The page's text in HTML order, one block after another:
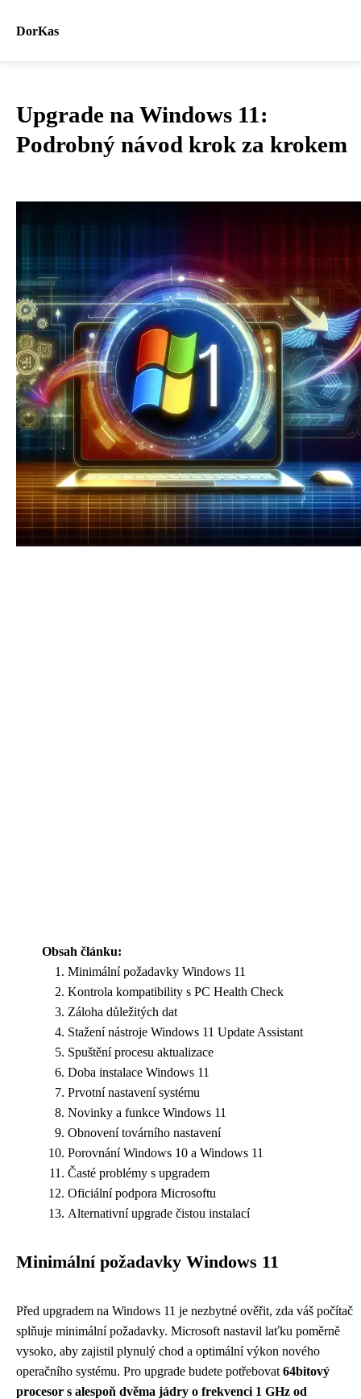
DorKas
Upgrade na Windows 11:
Podrobný návod krok za krokem
Obsah článku:
Minimální požadavky Windows 11
Kontrola kompatibility s PC Health Check
Záloha důležitých dat
Stažení nástroje Windows 11 Update Assistant
Spuštění procesu aktualizace
Doba instalace Windows 11
Prvotní nastavení systému
Novinky a funkce Windows 11
Obnovení továrního nastavení
Porovnání Windows 10 a Windows 11
Časté problémy s upgradem
Oficiální podpora Microsoftu
Alternativní upgrade čistou instalací
Minimální požadavky Windows 11
Před upgradem na Windows 11 je nezbytné ověřit, zda váš počítač
splňuje minimální požadavky. Microsoft nastavil laťku poměrně
vysoko, aby zajistil plynulý chod a optimální výkon nového
operačního systému. Pro upgrade budete potřebovat 64bitový
procesor s alespoň dvěma jádry o frekvenci 1 GHz od